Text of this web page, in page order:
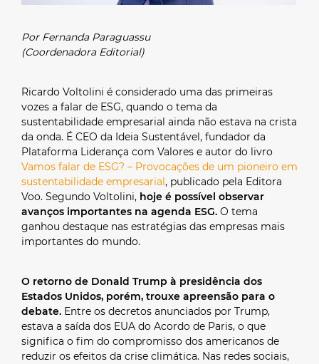
Por Fernanda Paraguassu
(Coordenadora Editorial)
Ricardo Voltolini é considerado uma das primeiras
vozes a falar de ESG, quando o tema da
sustentabilidade empresarial ainda não estava na crista
da onda. É CEO da Ideia Sustentável, fundador da
Plataforma Liderança com Valores e autor do livro
Vamos falar de ESG? – Provocações de um pioneiro em
sustentabilidade empresarial, publicado pela Editora
Voo. Segundo Voltolini, hoje é possível observar
avanços importantes na agenda ESG. O tema
ganhou destaque nas estratégias das empresas mais
importantes do mundo.
O retorno de Donald Trump à presidência dos
Estados Unidos, porém, trouxe apreensão para o
debate. Entre os decretos anunciados por Trump,
estava a saída dos EUA do Acordo de Paris, o que
significa o fim do compromisso dos americanos de
reduzir os efeitos da crise climática. Nas redes sociais,